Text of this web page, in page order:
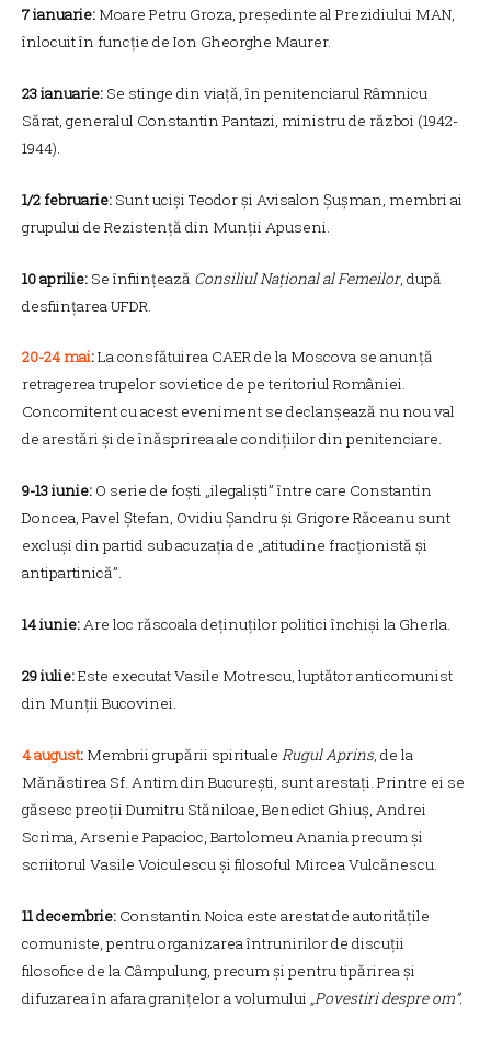
7 ianuarie: Moare Petru Groza, președinte al Prezidiului MAN,
înlocuit în funcție de Ion Gheorghe Maurer.
23 ianuarie: Se stinge din viață, în penitenciarul Râmnicu
Sărat, generalul Constantin Pantazi, ministru de război (1942-
1944).
1/2 februarie: Sunt uciși Teodor și Avisalon Șușman, membri ai
grupului de Rezistență din Munții Apuseni.
10 aprilie: Se înființează Consiliul Național al Femeilor, după
desființarea UFDR.
20-24 mai:La consfătuirea CAER de la Moscova se anunță
retragerea trupelor sovietice de pe teritoriul României.
Concomitent cu acest eveniment se declanșează nu nou val
de arestări și de înăsprirea ale condițiilor din penitenciare.
9-13 iunie: O serie de foști „ilegaliști” între care Constantin
Doncea, Pavel Ștefan, Ovidiu Șandru și Grigore Răceanu sunt
excluși din partid sub acuzația de „atitudine fracționistă și
antipartinică”.
14 iunie:Are loc răscoala deținuților politici închiși la Gherla.
29 iulie:Este executat Vasile Motrescu, luptător anticomunist
din Munții Bucovinei.
4 august: Membrii grupării spirituale Rugul Aprins, de la
Mănăstirea Sf. Antim din București, sunt arestați. Printre ei se
găsesc preoții Dumitru Stăniloae, Benedict Ghiuș, Andrei
Scrima, Arsenie Papacioc, Bartolomeu Anania precum și
scriitorul Vasile Voiculescu și filosoful Mircea Vulcănescu.
11 decembrie: Constantin Noica este arestat de autoritățile
comuniste, pentru organizarea întrunirilor de discuții
filosofice de la Câmpulung, precum și pentru tipărirea și
difuzarea în afara granițelor a volumului „Povestiri despre om”.